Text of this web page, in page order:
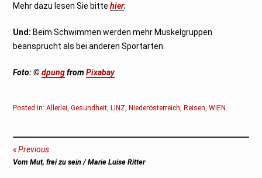
Mehr dazu lesen Sie bittehier;
Und: Beim Schwimmen werden mehr Muskelgruppen
beansprucht als bei anderen Sportarten.
Foto: © dpungfromPixabay
Posted in:Allerlei,Gesundheit,LINZ,Niederösterreich,Reisen,WIEN.
Beitragsnavigation
Previous
Previous
Vom Mut, frei zu sein / Marie Luise Ritter